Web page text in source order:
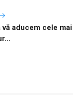
aducem cele mai